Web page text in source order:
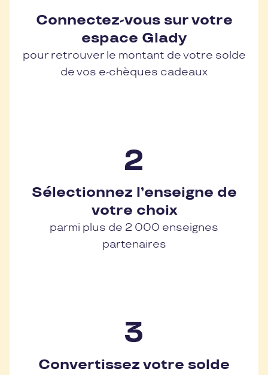
Connectez-vous sur votre
espace Glady
pour retrouver le montant de votre solde
de vos e-chèques cadeaux
Sélectionnez l’enseigne de
votre choix
parmi plus de 2 000 enseignes
partenaires
Convertissez votre solde